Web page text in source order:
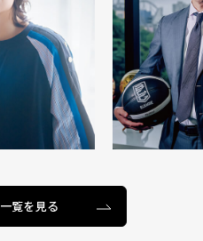
一覧を見る